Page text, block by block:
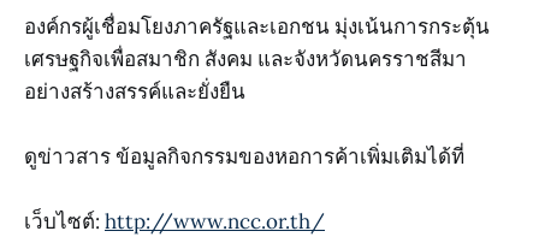
องค์กรผู้เชื่อมโยงภาครัฐและเอกชน มุ่งเน้นการกระตุ้น
เศรษฐกิจเพื่อสมาชิก สังคม และจังหวัดนครราชสีมา
อย่างสร้างสรรค์และยั่งยืน
ดูข่าวสาร ข้อมูลกิจกรรมของหอการค้าเพิ่มเติมได้ที่
เว็บไซต์: http://www.ncc.or.th/